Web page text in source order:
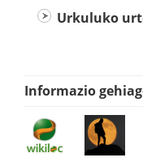
Urkuluko
Informazio